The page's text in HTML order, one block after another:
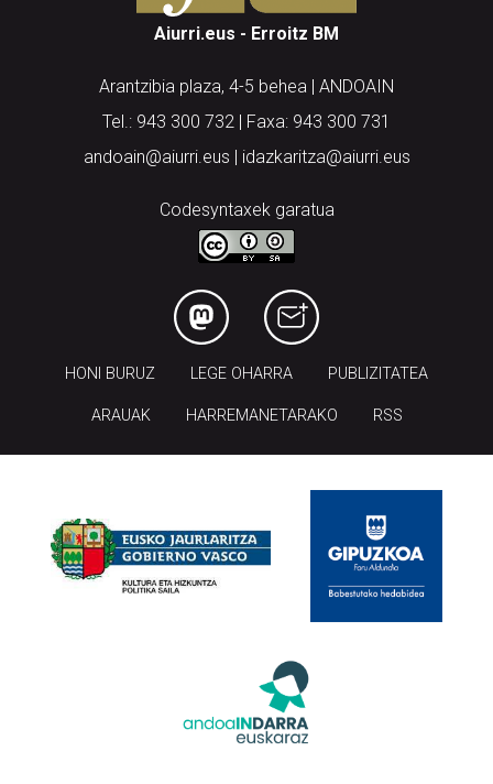
Aiurri.eus - Erroitz BM
Arantzibia plaza, 4-5 behea | ANDOAIN
Tel.: 943 300 732 | Faxa: 943 300 731
andoain@aiurri.eus | idazkaritza@aiurri.eus
Codesyntaxek garatua
HONI BURUZ LEGE OHARRA PUBLIZITATEA
ARAUAK HARREMANETARAKO RSS